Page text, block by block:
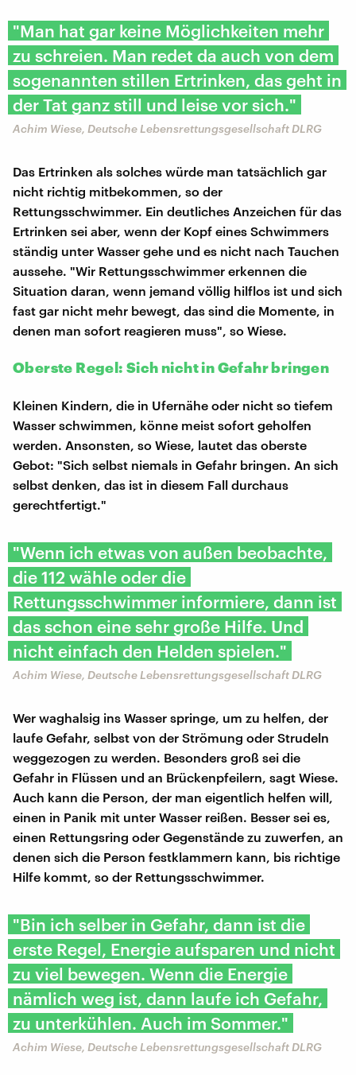
"Man hat gar keine Möglichkeiten mehr
zu schreien. Man redet da auch von dem
sogenannten stillen Ertrinken, das geht in
der Tat ganz still und leise vor sich."
Achim Wiese, Deutsche Lebensrettungsgesellschaft DLRG
Das Ertrinken als solches würde man tatsächlich gar
nicht richtig mitbekommen, so der
Rettungsschwimmer. Ein deutliches Anzeichen für das
Ertrinken sei aber, wenn der Kopf eines Schwimmers
ständig unter Wasser gehe und es nicht nach Tauchen
aussehe. "Wir Rettungsschwimmer erkennen die
Situation daran, wenn jemand völlig hilflos ist und sich
fast gar nicht mehr bewegt, das sind die Momente, in
denen man sofort reagieren muss", so Wiese.
Oberste Regel: Sich nicht in Gefahr bringen
Kleinen Kindern, die in Ufernähe oder nicht so tiefem
Wasser schwimmen, könne meist sofort geholfen
werden. Ansonsten, so Wiese, lautet das oberste
Gebot: "Sich selbst niemals in Gefahr bringen. An sich
selbst denken, das ist in diesem Fall durchaus
gerechtfertigt."
"Wenn ich etwas von außen beobachte,
die 112 wähle oder die
Rettungsschwimmer informiere, dann ist
das schon eine sehr große Hilfe. Und
nicht einfach den Helden spielen."
Achim Wiese, Deutsche Lebensrettungsgesellschaft DLRG
Wer waghalsig ins Wasser springe, um zu helfen, der
laufe Gefahr, selbst von der Strömung oder Strudeln
weggezogen zu werden. Besonders groß sei die
Gefahr in Flüssen und an Brückenpfeilern, sagt Wiese.
Auch kann die Person, der man eigentlich helfen will,
einen in Panik mit unter Wasser reißen. Besser sei es,
einen Rettungsring oder Gegenstände zu zuwerfen, an
denen sich die Person festklammern kann, bis richtige
Hilfe kommt, so der Rettungsschwimmer.
"Bin ich selber in Gefahr, dann ist die
erste Regel, Energie aufsparen und nicht
zu viel bewegen. Wenn die Energie
nämlich weg ist, dann laufe ich Gefahr,
zu unterkühlen. Auch im Sommer."
Achim Wiese, Deutsche Lebensrettungsgesellschaft DLRG